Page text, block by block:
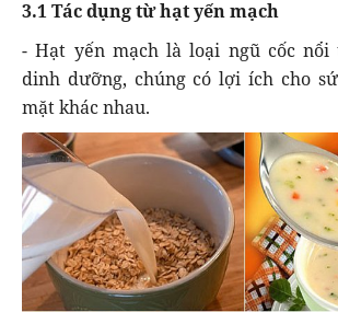
3.1 Tác dụng từ hạt yến mạch
- Hạt yến mạch là loại ngũ cốc nổi
dinh dưỡng, chúng có lợi ích cho
mặt khác nhau.